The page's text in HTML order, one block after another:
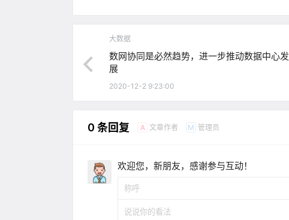
大数据
数网协同是必然趋势，进一步推动数据中心发
展
2020-12-2 9:23:00
0 条回复 A 文章作者 M 管理员
欢迎您，新朋友，感谢参与互动！